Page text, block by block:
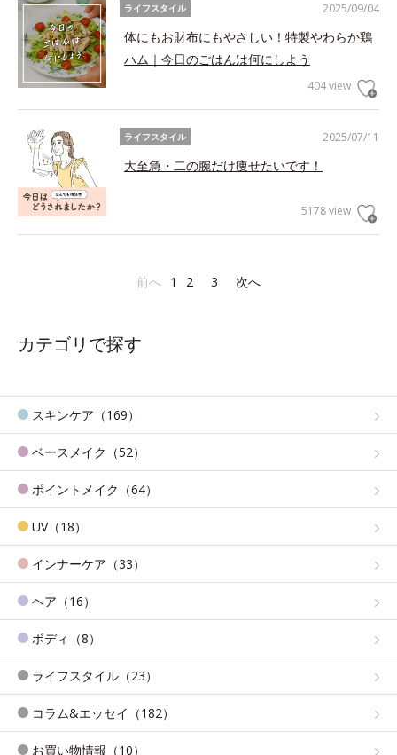
2025/09/04
ライフスタイル
体にもお財布にもやさしい！特製やわらか鶏
ハム｜今日のごはんは何にしよう
404 view
2025/07/11
ライフスタイル
大至急・二の腕だけ痩せたいです！
5178 view
前へ 1 2 3 次へ
カテゴリで探す
スキンケア（169）
ベースメイク（52）
ポイントメイク（64）
UV（18）
インナーケア（33）
ヘア（16）
ボディ（8）
ライフスタイル（23）
コラム&エッセイ（182）
お買い物情報（10）